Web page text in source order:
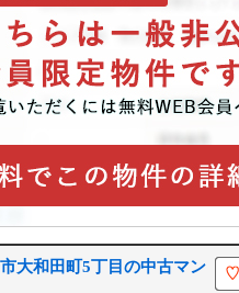
大和田町5丁目の中古マン